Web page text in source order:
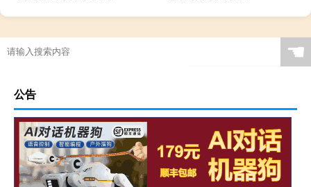
☚
公告